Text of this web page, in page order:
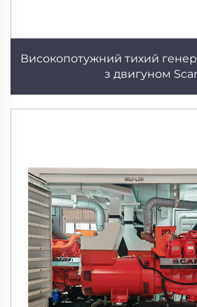
Високопотужний тихий
з двигуном